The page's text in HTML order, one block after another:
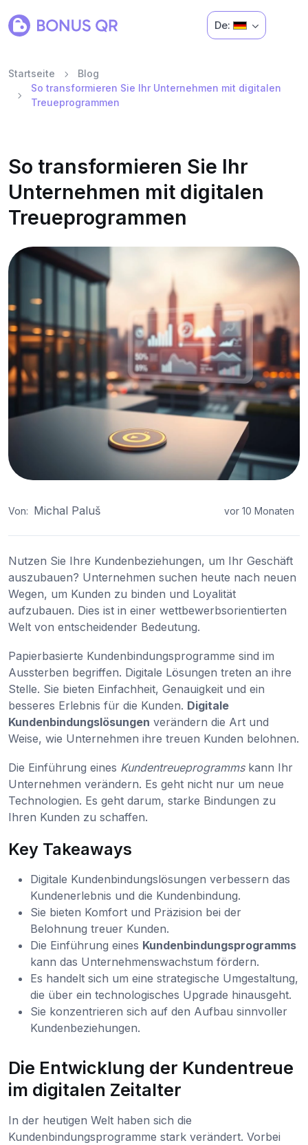
De:
Startseite
Blog
So transformieren Sie Ihr Unternehmen mit digitalen
Treueprogrammen
So transformieren Sie Ihr
Unternehmen mit digitalen
Treueprogrammen
Von: Michal Paluš vor 10 Monaten
Nutzen Sie Ihre Kundenbeziehungen, um Ihr Geschäft
auszubauen? Unternehmen suchen heute nach neuen
Wegen, um Kunden zu binden und Loyalität
aufzubauen. Dies ist in einer wettbewerbsorientierten
Welt von entscheidender Bedeutung.
Papierbasierte Kundenbindungsprogramme sind im
Aussterben begriffen. Digitale Lösungen treten an ihre
Stelle. Sie bieten Einfachheit, Genauigkeit und ein
besseres Erlebnis für die Kunden. Digitale
Kundenbindungslösungen verändern die Art und
Weise, wie Unternehmen ihre treuen Kunden belohnen.
Die Einführung eines Kundentreueprogrammskann Ihr
Unternehmen verändern. Es geht nicht nur um neue
Technologien. Es geht darum, starke Bindungen zu
Ihren Kunden zu schaffen.
Key Takeaways
Digitale Kundenbindungslösungen verbessern das
Kundenerlebnis und die Kundenbindung.
Sie bieten Komfort und Präzision bei der
Belohnung treuer Kunden.
Die Einführung eines Kundenbindungsprogramms
kann das Unternehmenswachstum fördern.
Es handelt sich um eine strategische Umgestaltung,
die über ein technologisches Upgrade hinausgeht.
Sie konzentrieren sich auf den Aufbau sinnvoller
Kundenbeziehungen.
Die Entwicklung der Kundentreue
im digitalen Zeitalter
In der heutigen Welt haben sich die
Kundenbindungsprogramme stark verändert. Vorbei